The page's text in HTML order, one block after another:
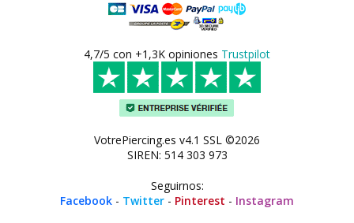
4,7/5 con +1,3K opiniones Trustpilot
VotrePiercing.es v4.1 SSL ©2026
SIREN: 514 303 973
Seguirnos:
Facebook - Twitter - Pinterest - Instagram